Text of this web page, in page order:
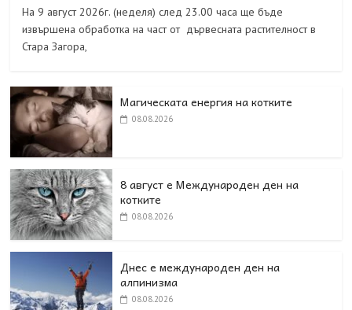
На 9 август 2026г. (неделя) след 23.00 часа ще бъде
извършена обработка на част от дървесната растителност в
Стара Загора,
Магическата енергия на котките
08.08.2026
8 август е Международен ден на
котките
08.08.2026
Днес е международен ден на
алпинизма
08.08.2026